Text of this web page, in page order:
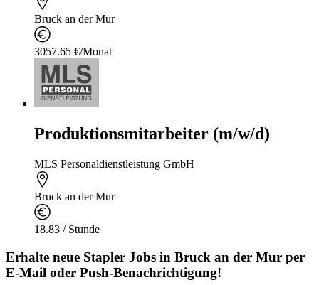
Bruck an der Mur
3057.65 €/Monat
Produktionsmitarbeiter (m/w/d)
MLS Personaldienstleistung GmbH
Bruck an der Mur
18.83 / Stunde
Erhalte neue Stapler Jobs in Bruck an der Mur per
E-Mail oder Push-Benachrichtigung!